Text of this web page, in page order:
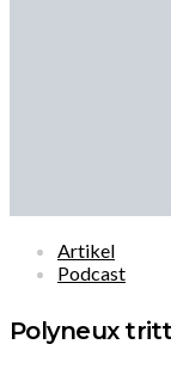
Artikel
Podcast
Polyneux